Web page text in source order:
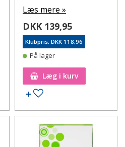
Læs mere »
DKK 139,95
Klubpris: DKK 118,96
På lager
Læg i kurv
Tilføj til ønskeseddel